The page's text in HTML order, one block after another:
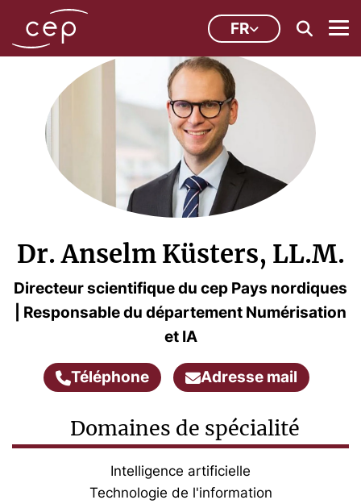
FR
Dr. Anselm Küsters, LL.M.
Directeur scientifique du cep Pays nordiques
| Responsable du département Numérisation
et IA
Téléphone Adresse mail
Domaines de spécialité
Intelligence artificielle
Technologie de l'information